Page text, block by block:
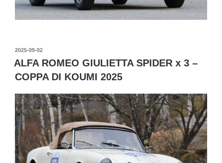
投
稿
日:
2025-09-02
ALFA ROMEO GIULIETTA SPIDER x 3 –
COPPA DI KOUMI 2025